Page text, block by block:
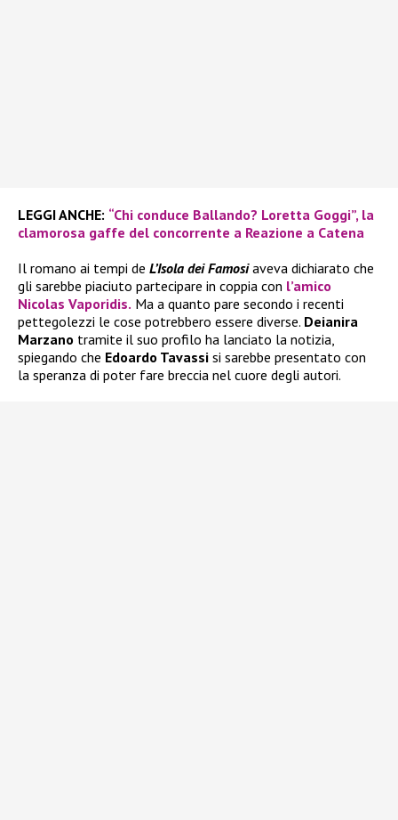
LEGGI ANCHE: “Chi conduce Ballando? Loretta Goggi”, la
clamorosa gaffe del concorrente a Reazione a Catena
Il romano ai tempi de L’Isola dei Famosiaveva dichiarato che
gli sarebbe piaciuto partecipare in coppia con l’amico
Nicolas Vaporidis. Ma a quanto pare secondo i recenti
pettegolezzi le cose potrebbero essere diverse. Deianira
Marzano tramite il suo profilo ha lanciato la notizia,
spiegando che Edoardo Tavassi si sarebbe presentato con
la speranza di poter fare breccia nel cuore degli autori.